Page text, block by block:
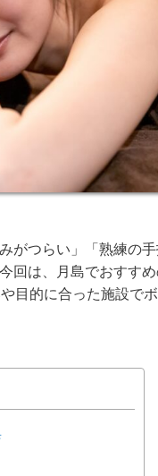
がつらい」「熟練の
回は、月島でおすす
目的に合った施設で